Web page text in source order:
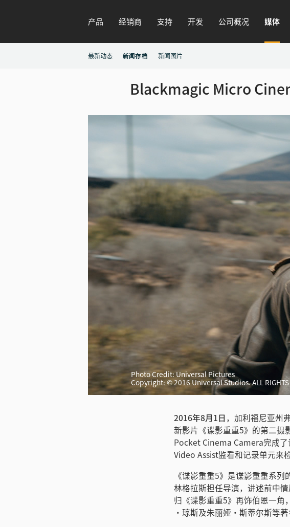
产品 经销商 支持 开发 公司概况 媒体
最新动态 新闻存档 新闻图片
Blackmagic Micro
Photo Credit: Universal Pictures
Copyright: © 2016 Universal Studios. ALL RIGHTS
2016年8月1日，加利福尼亚州
新影片《谍影重重5》的第二
Pocket Cinema Camera完成
Video Assist监看和记录单元来
《谍影重重5》是谍影重重系
林格拉斯担任导演，讲述前中
归《谍影重重5》再饰伯恩一
·琼斯及朱丽娅·斯蒂尔斯等著